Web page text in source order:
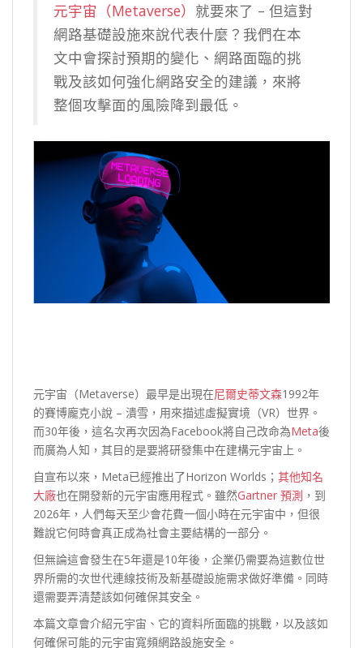
元宇宙（Metaverse） 就要來了 – 但這對
網路基礎設施來說代表什麼？我們在本
文中會探討預期的變化、網路面臨的挑
戰及該如何強化網路安全的建議，來將
整個攻擊面的風險降到最低。
元宇宙（Metaverse）最早是出現在尼爾史蒂文森1992年
的賽博龐克小說 – 潰雪，用來描述虛擬實境（VR）世界。
而30年後，這名次再次因為Facebook將自己改命為Meta後
而廣為人知，其目的是要將研發集中在建構元宇宙上。
自宣布以來，Meta已經推出了Horizo​​n Worlds； 其他知名
大廠也在開發新的元宇宙應用程式。雖然Gartner 預測 ，到
2026年，人們每天至少會花費一個小時在元宇宙中，但很
難說它何時會真正成為社會主要結構的一部分。
但無論這會發生在5年還是10年後，企業仍需要為這數位世
界所需的次世代連線技術及新基礎設施需求做好準備。同時
還需要弄清楚該如何確保其安全。
本篇文章會介紹元宇宙、它的資料所面臨的挑戰，以及該如
何確保可能的元宇宙寬頻網路設施安全。